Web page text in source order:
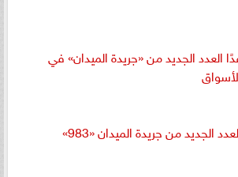
العدد الجديد من «جريدة الميدان» في
الجديد من جريدة الميدان «983»